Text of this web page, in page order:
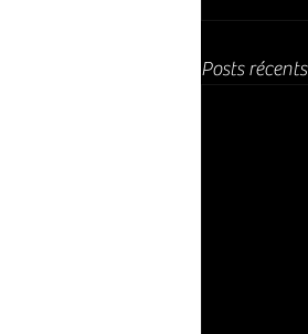
Posts récents